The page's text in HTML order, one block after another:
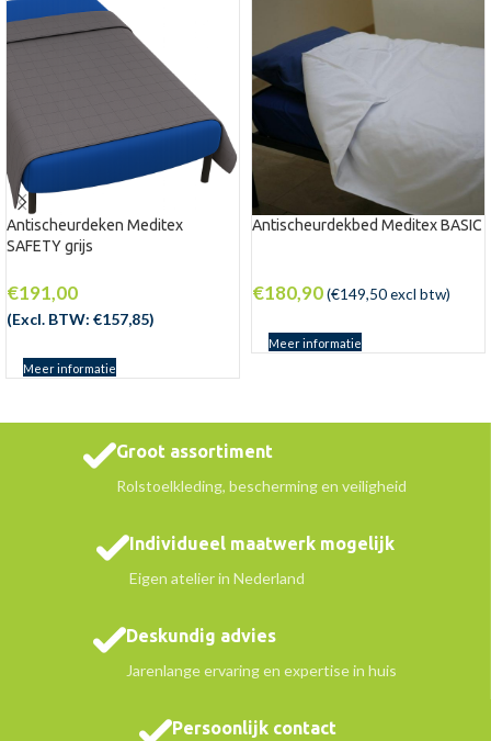
Antischeurdeken Meditex
SAFETY grijs
€191,00
(Excl. BTW: €157,85)
Meer informatie
Antischeurdekbed Meditex BASIC
€180,90(€149,50excl btw)
Meer informatie
Groot assortiment
Rolstoelkleding, bescherming en veiligheid
Individueel maatwerk mogelijk
Eigen atelier in Nederland
Deskundig advies
Jarenlange ervaring en expertise in huis
Persoonlijk contact